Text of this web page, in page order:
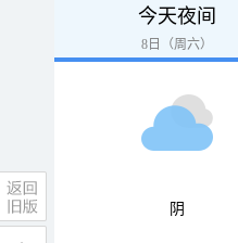
今天夜间
8日（周六）
阴